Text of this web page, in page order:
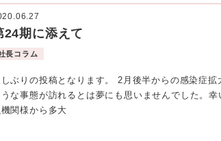
24期に添えて
長コラム
ぶりの投稿となります。 2月後半からの感染症拡
な事態が訪れるとは夢にも思いませんでした。
関様から多大